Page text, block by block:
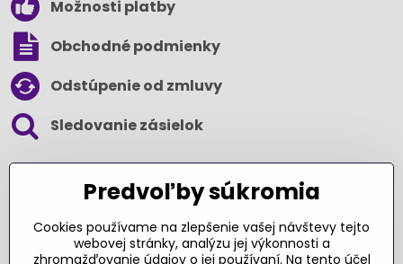
Možnosti platby
Obchodné podmienky
Odstúpenie od zmluvy
Sledovanie zásielok
Predvoľby súkromia
Cookies používame na zlepšenie vašej návštevy tejto
webovej stránky, analýzu jej výkonnosti a
zhromažďovanie údajov o jej používaní. Na tento účel